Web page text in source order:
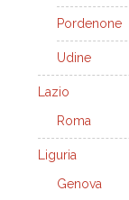
Pordenone
Udine
Lazio
Roma
Liguria
Genova